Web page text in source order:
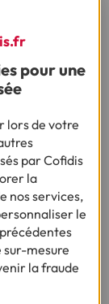
2025
à
:
pour une
lors de votre
par Cofidis
la
nos services,
le
sur-mesure
la fraude